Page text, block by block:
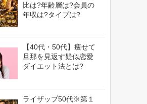
比は?年齢層は?会員の
年収は?タイプは?
【40代・50代】痩せて
旦那を見返す疑似恋愛
ダイエット法とは?
ライザップ50代※第１